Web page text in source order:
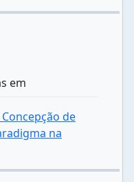
em
de
na